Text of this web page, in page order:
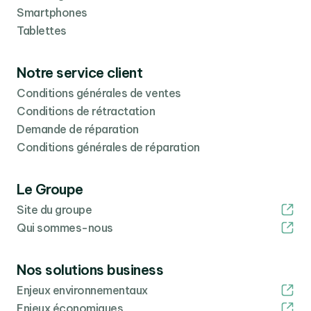
Smartphones
Tablettes
Notre service client
Conditions générales de ventes
Conditions de rétractation
Demande de réparation
Conditions générales de réparation
Le Groupe
Site du groupe
Qui sommes-nous
Nos solutions business
Enjeux environnementaux
Enjeux économiques